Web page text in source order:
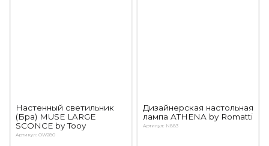
Настенный светильник
(Бра) MUSE LARGE
SCONCE by Tooy
Артикул: OW280
Дизайнерская настольная
лампа ATHENA by Romatti
Артикул: N883